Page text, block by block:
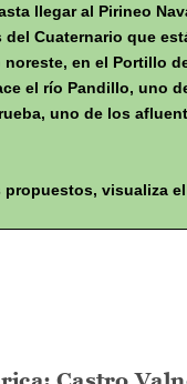
llegar al Pirineo
Cuaternario que
en el Portillo
el río Pandillo, uno
uno de los
visualiza